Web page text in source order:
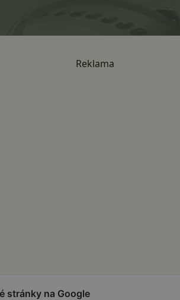
Reklama
stránky na Google